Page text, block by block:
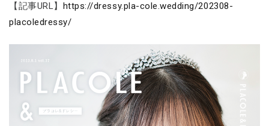
【記事URL】
https://dressy.pla-cole.wedding/202308-
placoledressy/